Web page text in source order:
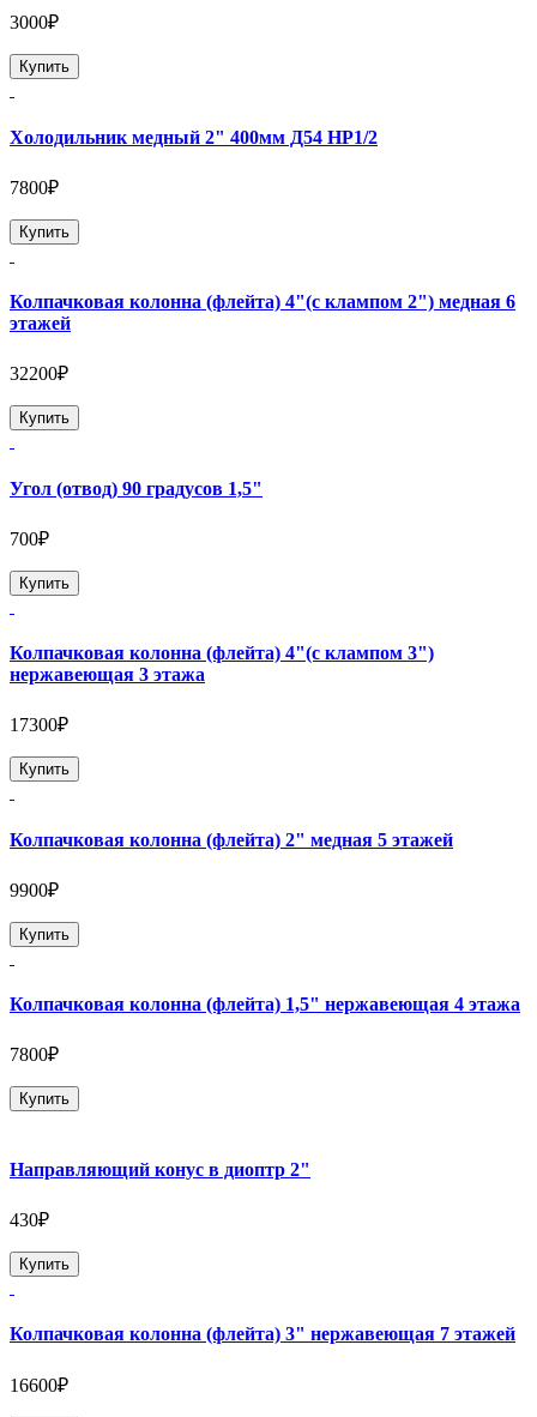
3000₽
Купить
Холодильник медный 2" 400мм Д54 НР1/2
7800₽
Купить
Колпачковая колонна (флейта) 4"(с клампом 2") медная 6
этажей
32200₽
Купить
Угол (отвод) 90 градусов 1,5"
700₽
Купить
Колпачковая колонна (флейта) 4"(с клампом 3")
нержавеющая 3 этажа
17300₽
Купить
Колпачковая колонна (флейта) 2" медная 5 этажей
9900₽
Купить
Колпачковая колонна (флейта) 1,5" нержавеющая 4 этажа
7800₽
Купить
Направляющий конус в диоптр 2"
430₽
Купить
Колпачковая колонна (флейта) 3" нержавеющая 7 этажей
16600₽